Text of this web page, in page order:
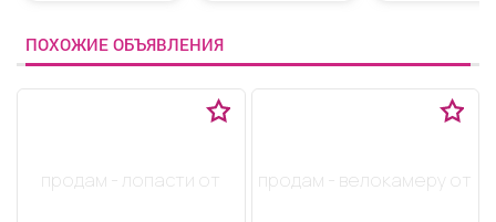
ПОХОЖИЕ ОБЪЯВЛЕНИЯ
продам - лопасти от продам - велокамеру от